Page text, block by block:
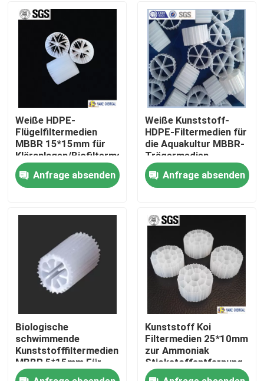
Zu Hause
Produkte
Videos
Über uns
Werksbesichtigung
Kontakt mit uns
PSA-Molekularsiet
Molekulare Siebe Zeolith
Weiße HDPE-
Flügelfiltermedien
MBBR 15*15mm für
Kläranlagen/Biofiltermedien
Anfrage absenden
Weiße Kunststoff-
HDPE-Filtermedien für
die Aquakultur MBBR-
Trägermedien
16*10mm
Anfrage absenden
Biologische
schwimmende
Kunststofffiltermedien
MBBR 5*15mm Für
MBBR
Kunststoff Koi
Filtermedien 25*10mm
zur Ammoniak
Stickstoffentfernung